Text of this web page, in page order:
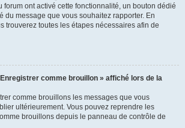
forum ont activé cette fonctionnalité, un bouton dédié
du message que vous souhaitez rapporter. En
trouverez toutes les étapes nécessaires afin de
comme brouillon » affiché lors de la
comme brouillons les messages que vous
ultérieurement. Vous pouvez reprendre les
brouillons depuis le panneau de contrôle de